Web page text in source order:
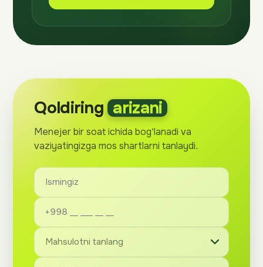
Qoldiring arizani
Menejer bir soat ichida bog'lanadi va
vaziyatingizga mos shartlarni tanlaydi.